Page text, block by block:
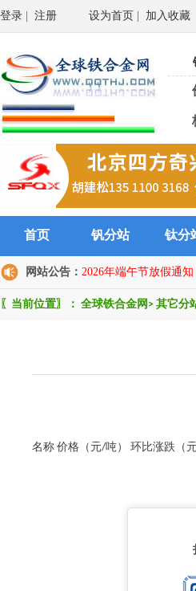
登录 注册 设为首页 加入收藏
首页 钒分站 钛分
网站公告： 2026年端午节放假通知
〖当前位置〗： 全球铁合金网 > 其它分
名称 价格（元/吨） 环比涨跌（